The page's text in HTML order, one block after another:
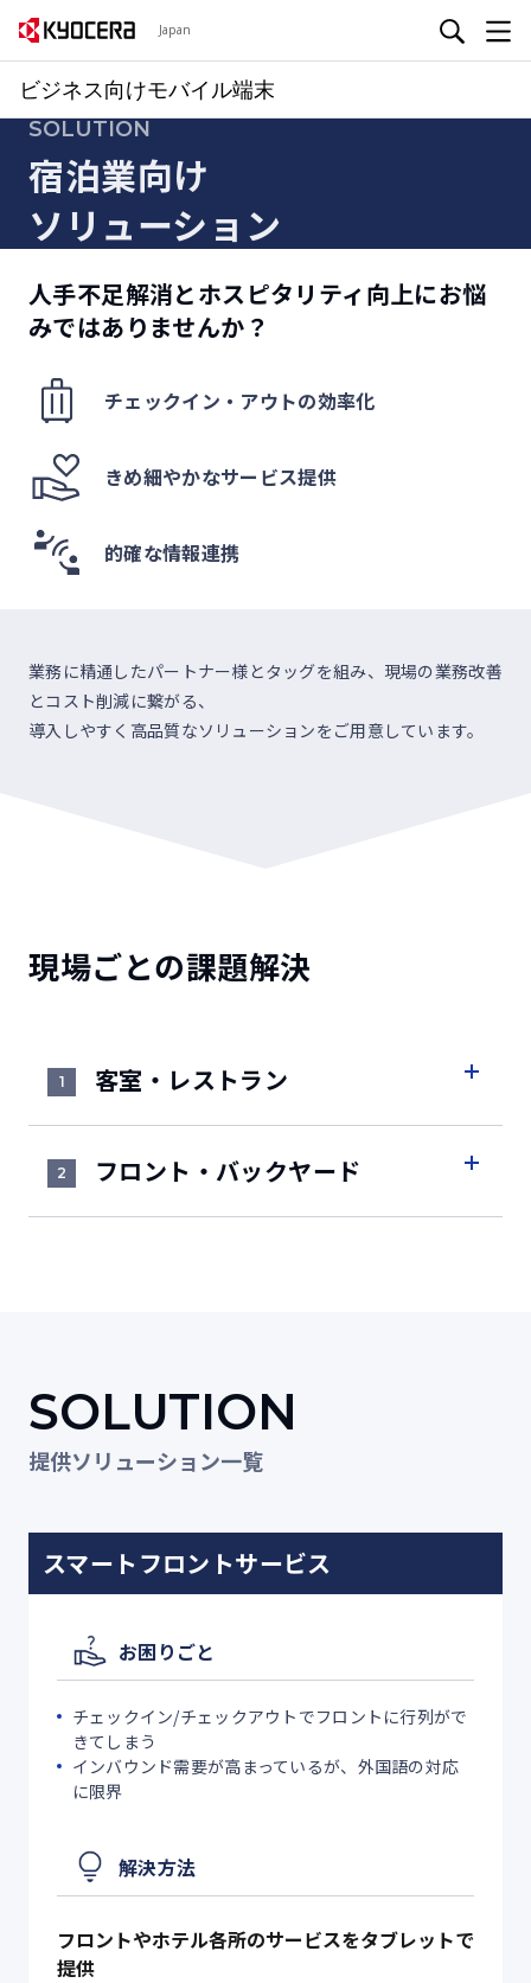
Japan
ビジネス向けモバイル端末
SOLUTION
宿泊業向け
ソリューション
人手不足解消とホスピタリティ向上にお悩
みではありませんか？
チェックイン・アウトの効率化
きめ細やかなサービス提供
的確な情報連携
業務に精通したパートナー様とタッグを組み、現場の業務改善
とコスト削減に繋がる、
導入しやすく高品質なソリューションをご用意しています。
現場ごとの課題解決
1 客室・レストラン
2 フロント・バックヤード
SOLUTION
提供ソリューション一覧
スマートフロントサービス
お困りごと
チェックイン/チェックアウトでフロントに行列がで
きてしまう
インバウンド需要が高まっているが、外国語の対応
に限界
解決方法
フロントやホテル各所のサービスをタブレットで
提供